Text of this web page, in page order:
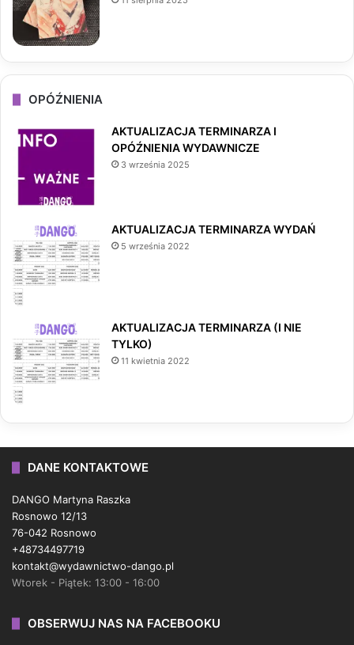
OPÓŹNIENIA
AKTUALIZACJA TERMINARZA I
OPÓŹNIENIA WYDAWNICZE
3 września 2025
AKTUALIZACJA TERMINARZA WYDAŃ
5 września 2022
AKTUALIZACJA TERMINARZA (I NIE
TYLKO)
11 kwietnia 2022
DANE KONTAKTOWE
DANGO Martyna Raszka
Rosnowo 12/13
76-042 Rosnowo
+48734497719
kontakt@wydawnictwo-dango.pl
Wtorek - Piątek: 13:00 - 16:00
OBSERWUJ NAS NA FACEBOOKU